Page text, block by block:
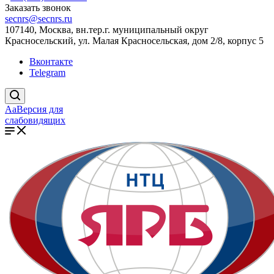
Заказать звонок
secnrs@secnrs.ru
107140, Москва, вн.тер.г. муниципальный округ
Красносельский, ул. Малая Красносельская, дом 2/8, корпус 5
Вконтакте
Telegram
AaВерсия для
слабовидящих